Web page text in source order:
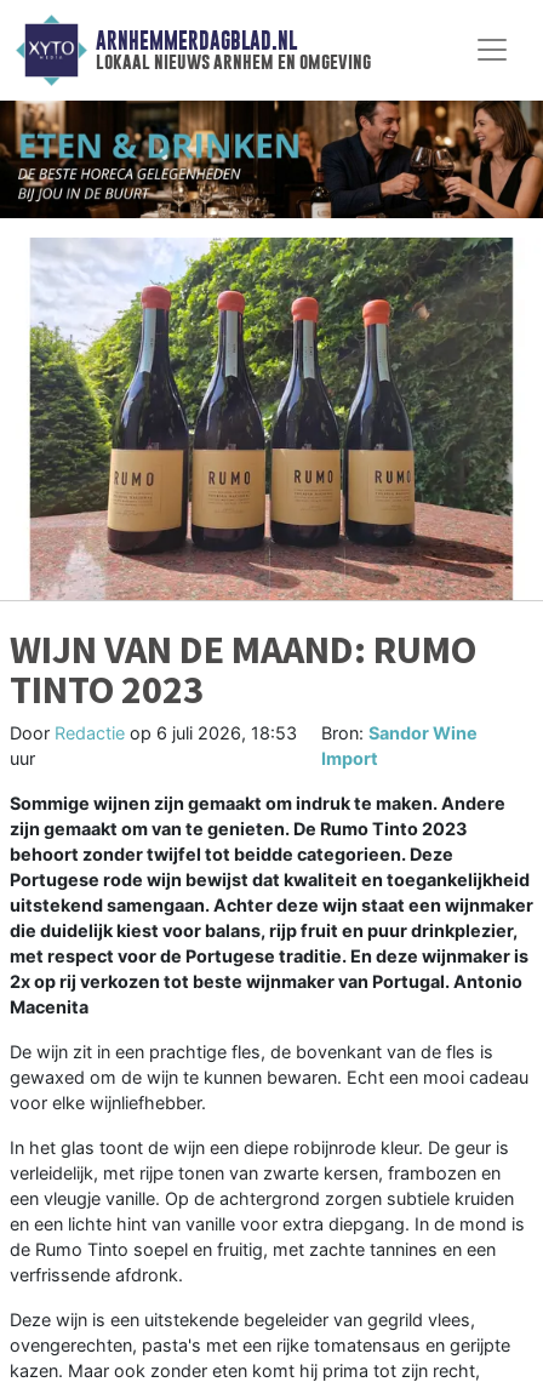
ARNHEMMERDAGBLAD.NL
lokaal nieuws arnhem en omgeving
WIJN VAN DE MAAND: RUMO
TINTO 2023
Door Redactie op 6 juli 2026, 18:53
uur
Bron: Sandor Wine
Import
Sommige wijnen zijn gemaakt om indruk te maken. Andere
zijn gemaakt om van te genieten. De Rumo Tinto 2023
behoort zonder twijfel tot beidde categorieen. Deze
Portugese rode wijn bewijst dat kwaliteit en toegankelijkheid
uitstekend samengaan. Achter deze wijn staat een wijnmaker
die duidelijk kiest voor balans, rijp fruit en puur drinkplezier,
met respect voor de Portugese traditie. En deze wijnmaker is
2x op rij verkozen tot beste wijnmaker van Portugal. Antonio
Macenita
De wijn zit in een prachtige fles, de bovenkant van de fles is
gewaxed om de wijn te kunnen bewaren. Echt een mooi cadeau
voor elke wijnliefhebber.
In het glas toont de wijn een diepe robijnrode kleur. De geur is
verleidelijk, met rijpe tonen van zwarte kersen, frambozen en
een vleugje vanille. Op de achtergrond zorgen subtiele kruiden
en een lichte hint van vanille voor extra diepgang. In de mond is
de Rumo Tinto soepel en fruitig, met zachte tannines en een
verfrissende afdronk.
Deze wijn is een uitstekende begeleider van gegrild vlees,
ovengerechten, pasta's met een rijke tomatensaus en gerijpte
kazen. Maar ook zonder eten komt hij prima tot zijn recht,